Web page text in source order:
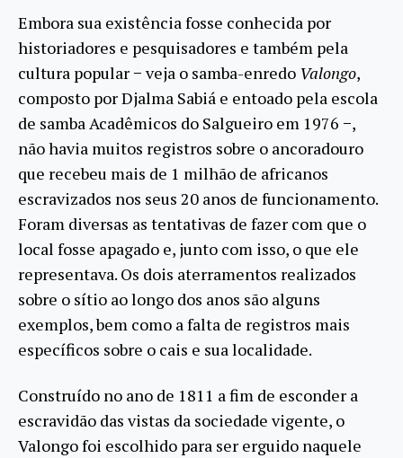
Embora sua existência fosse conhecida por
historiadores e pesquisadores e também pela
cultura popular − veja o samba-enredo Valongo,
composto por Djalma Sabiá e entoado pela escola
de samba Acadêmicos do Salgueiro em 1976 −,
não havia muitos registros sobre o ancoradouro
que recebeu mais de 1 milhão de africanos
escravizados nos seus 20 anos de funcionamento.
Foram diversas as tentativas de fazer com que o
local fosse apagado e, junto com isso, o que ele
representava. Os dois aterramentos realizados
sobre o sítio ao longo dos anos são alguns
exemplos, bem como a falta de registros mais
específicos sobre o cais e sua localidade.
Construído no ano de 1811 a fim de esconder a
escravidão das vistas da sociedade vigente, o
Valongo foi escolhido para ser erguido naquele